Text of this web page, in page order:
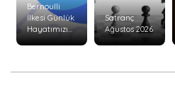
Bernoulli
İlkesi Günlük
Hayatımızı
Nasıl Etkiler?
Satranç
Ağustos 2026